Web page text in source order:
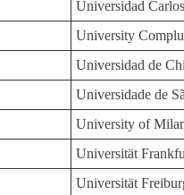
Universidad
University
Universidad de
Universidade de
University of
Universität
Universität